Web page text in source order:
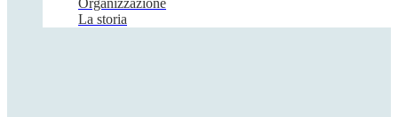
Organizzazione
La storia